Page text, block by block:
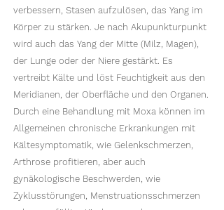
verbessern, Stasen aufzulösen, das Yang im
Körper zu stärken. Je nach Akupunkturpunkt
wird auch das Yang der Mitte (Milz, Magen),
der Lunge oder der Niere gestärkt. Es
vertreibt Kälte und löst Feuchtigkeit aus den
Meridianen, der Oberfläche und den Organen.
Durch eine Behandlung mit Moxa können im
Allgemeinen chronische Erkrankungen mit
Kältesymptomatik, wie Gelenkschmerzen,
Arthrose profitieren, aber auch
gynäkologische Beschwerden, wie
Zyklusstörungen, Menstruationsschmerzen